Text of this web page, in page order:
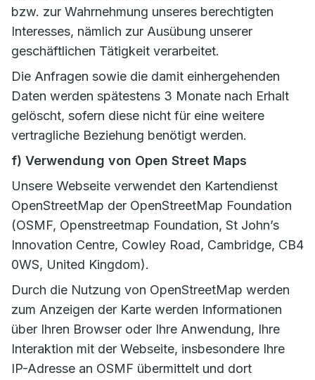
bzw. zur Wahrnehmung unseres berechtigten
Interesses, nämlich zur Ausübung unserer
geschäftlichen Tätigkeit verarbeitet.
Die Anfragen sowie die damit einhergehenden
Daten werden spätestens 3 Monate nach Erhalt
gelöscht, sofern diese nicht für eine weitere
vertragliche Beziehung benötigt werden.
f) Verwendung von Open Street Maps
Unsere Webseite verwendet den Kartendienst
OpenStreetMap der OpenStreetMap Foundation
(OSMF, Openstreetmap Foundation, St John’s
Innovation Centre, Cowley Road, Cambridge, CB4
0WS, United Kingdom).
Durch die Nutzung von OpenStreetMap werden
zum Anzeigen der Karte werden Informationen
über Ihren Browser oder Ihre Anwendung, Ihre
Interaktion mit der Webseite, insbesondere Ihre
IP-Adresse an OSMF übermittelt und dort